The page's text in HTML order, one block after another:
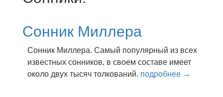
Сонник Миллера
Сонник Миллера. Самый популярный из всех
известных сонников, в своем составе имеет
около двух тысяч толкований. подробнее →